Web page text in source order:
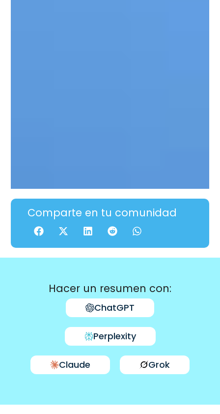
Comparte en tu comunidad
Hacer un resumen con:
ChatGPT
Perplexity
Claude Grok